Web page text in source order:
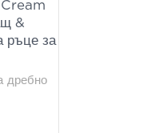
&
ръце за
дребно